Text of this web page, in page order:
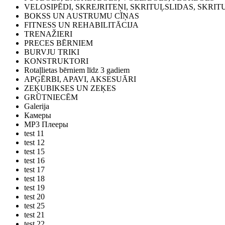
VELOSIPĒDI, SKREJRITEŅI, SKRITUĻSLIDAS,
BOKSS UN AUSTRUMU CĪŅAS
FITNESS UN REHABILITĀCIJA
TRENAŽIERI
PRECES BĒRNIEM
BURVJU TRIKI
KONSTRUKTORI
Rotaļlietas bērniem līdz 3 gadiem
APĢĒRBI, APAVI, AKSESUĀRI
ZEĶUBIKSES UN ZEĶES
GRŪTNIECĒM
Galerija
Камеры
MP3 Плееры
test 11
test 12
test 15
test 16
test 17
test 18
test 19
test 20
test 25
test 21